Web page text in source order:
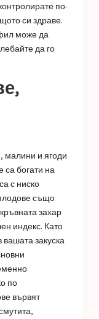
по-
си здраве.
може да
да го
малини и ягоди
са богати на
с ниско
също
захар
индекс. Като
закуска
по
вървят